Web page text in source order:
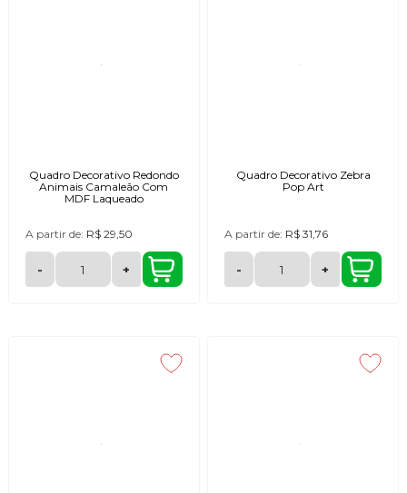
Quadro Decorativo Redondo
Animais Camaleão Com
MDF Laqueado
A partir de: R$ 29,50
- +
Quadro Decorativo Zebra
Pop Art
A partir de: R$ 31,76
- +